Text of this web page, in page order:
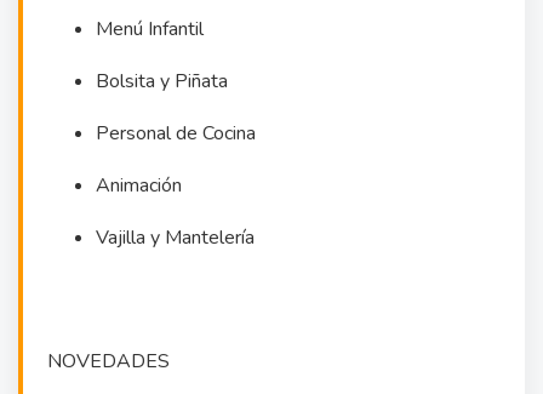
Menú Infantil
Bolsita y Piñata
Personal de Cocina
Animación
Vajilla y Mantelería
NOVEDADES